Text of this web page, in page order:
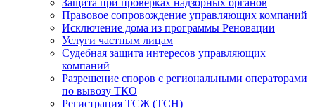
Защита при проверках надзорных органов
Правовое сопровождение управляющих компаний
Исключение дома из программы Реновации
Услуги частным лицам
Судебная защита интересов управляющих
компаний
Разрешение споров с региональными операторами
по вывозу ТКО
Регистрация ТСЖ (ТСН)